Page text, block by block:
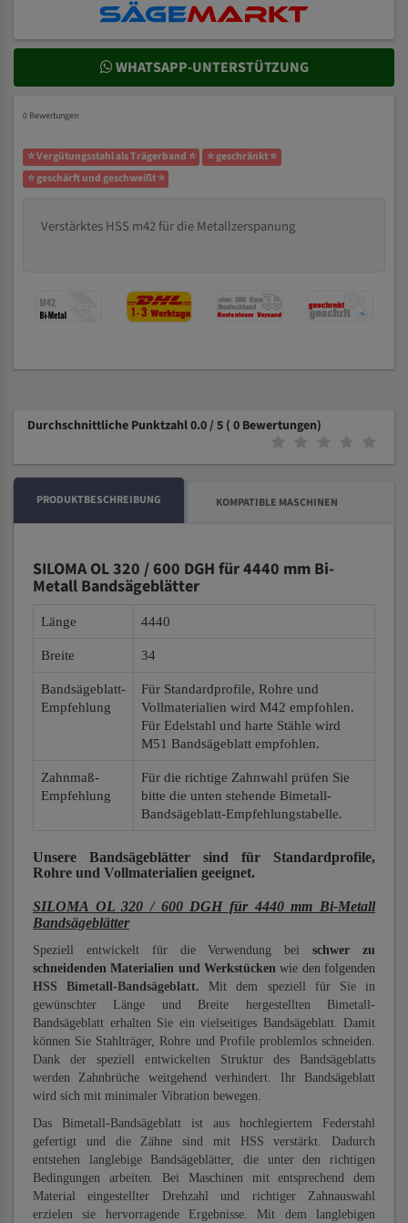
WHATSAPP-UNTERSTÜTZUNG
0 Bewertungen
⭐ Vergütungsstahl als Trägerband ⭐
⭐ geschränkt ⭐
⭐ geschärft und geschweißt ⭐
Verstärktes HSS m42 für die Metallzerspanung
Durchschnittliche Punktzahl 0.0 / 5 ( 0 Bewertungen)
PRODUKTBESCHREIBUNG KOMPATIBLE MASCHINEN
SILOMA OL 320 / 600 DGH für 4440 mm Bi-
Metall Bandsägeblätter
Länge 4440
Breite 34
Bandsägeblatt-
Empfehlung
Für Standardprofile, Rohre und
Vollmaterialien wird M42 empfohlen.
Für Edelstahl und harte Stähle wird
M51 Bandsägeblatt empfohlen.
Zahnmaß-
Empfehlung
Für die richtige Zahnwahl prüfen Sie
bitte die unten stehende Bimetall-
Bandsägeblatt-Empfehlungstabelle.
Unsere Bandsägeblätter sind für Standardprofile,
Rohre und Vollmaterialien geeignet.
SILOMA OL 320 / 600 DGH für 4440 mm Bi-Metall
Bandsägeblätter
Speziell entwickelt für die Verwendung beischwer zu
schneidenden Materialien und Werkstücken wie den folgenden
HSS Bimetall-Bandsägeblatt. Mit dem speziell für Sie in
gewünschter Länge und Breite hergestellten Bimetall-
Bandsägeblatt erhalten Sie ein vielseitiges Bandsägeblatt. Damit
können Sie Stahlträger, Rohre und Profile problemlos schneiden.
Dank der speziell entwickelten Struktur des Bandsägeblatts
werden Zahnbrüche weitgehend verhindert. Ihr Bandsägeblatt
wird sich mit minimaler Vibration bewegen.
Das Bimetall-Bandsägeblatt ist aus hochlegiertem Federstahl
gefertigt und die Zähne sind mit HSS verstärkt. Dadurch
entstehen langlebige Bandsägeblätter, die unter den richtigen
Bedingungen arbeiten. Bei Maschinen mit entsprechend dem
Material eingestellter Drehzahl und richtiger Zahnauswahl
erzielen sie hervorragende Ergebnisse. Mit dem langlebigen